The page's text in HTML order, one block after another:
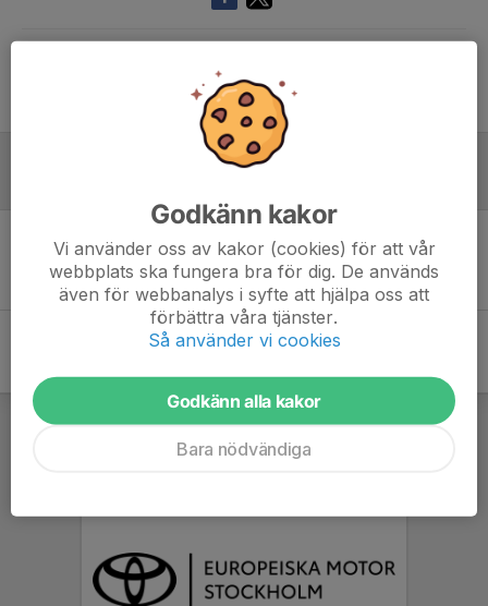
Endast kallade kunde anmäla sig till aktiviteten. 18 personer var kallade.
Logga in här
Inget referat skrivet
Godkänn kakor
Vi använder oss av kakor (cookies) för att vår
webbplats ska fungera bra för dig. De används
även för webbanalys i syfte att hjälpa oss att
förbättra våra tjänster.
Så använder vi cookies
Godkänn alla kakor
Bara nödvändiga